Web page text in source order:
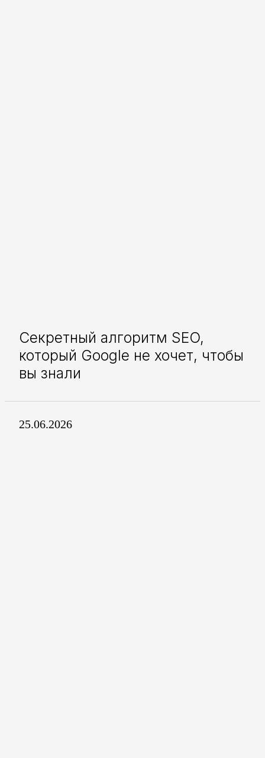
Секретный алгоритм SEO,
который Google не хочет, чтобы
вы знали
25.06.2026